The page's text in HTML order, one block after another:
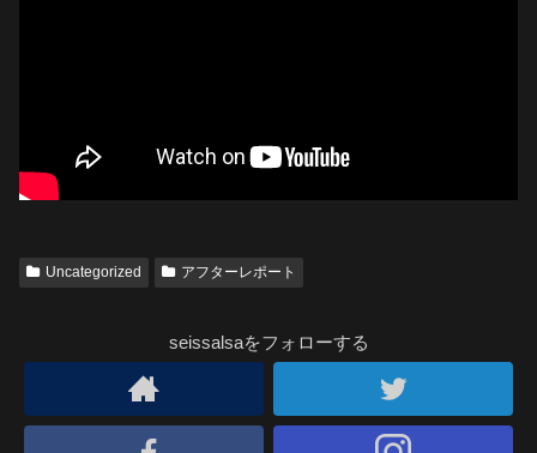
Uncategorized アフターレポート
seissalsaをフォローする